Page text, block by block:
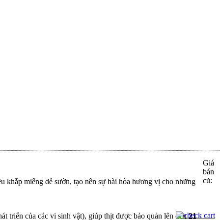
Z VỚI
Bò Mát...
khắp miếng dẻ sườn, tạo nên sự hài hòa hương vị cho những
triển của các vi sinh vật), giúp thịt được bảo quản lên đến21
Giá
bán
cũ: